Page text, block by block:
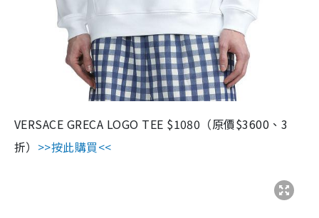
VERSACE GRECA LOGO TEE $1080（原價$3600、3
折） >>按此購買<<